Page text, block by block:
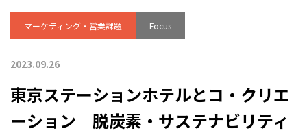
マーケティング・営業課題 Focus
2023.09.26
東京ステーションホテルとコ・クリエ
ーション 脱炭素・サステナビリティ